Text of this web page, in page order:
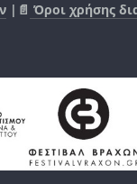
|📄 Όροι χρήσης